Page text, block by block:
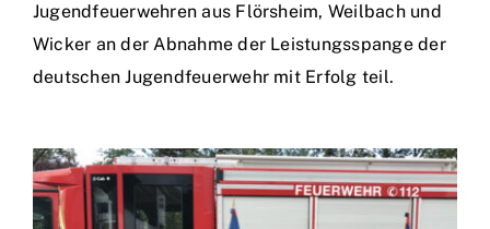
Einsätze
Jugendfeuerwehren aus Flörsheim, Weilbach und
Wicker an der Abnahme der Leistungsspange der
deutschen Jugendfeuerwehr mit Erfolg teil.